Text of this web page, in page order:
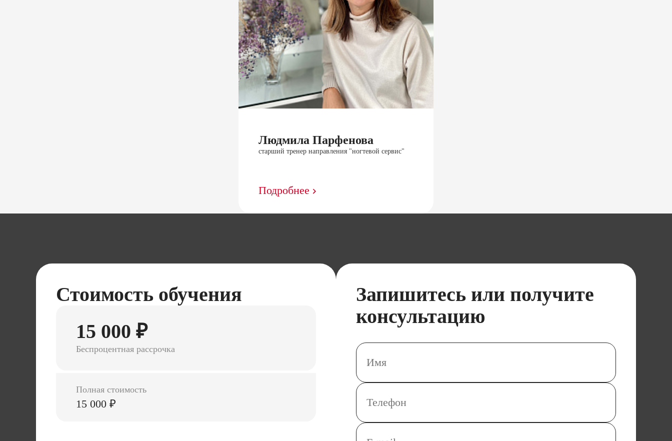
Людмила Парфенова
старший тренер направления "ногтевой сервис"
Подробнее
Стоимость обучения
15 000 ₽
Беспроцентная рассрочка
Полная стоимость
15 000 ₽
Запишитесь или получите
консультацию